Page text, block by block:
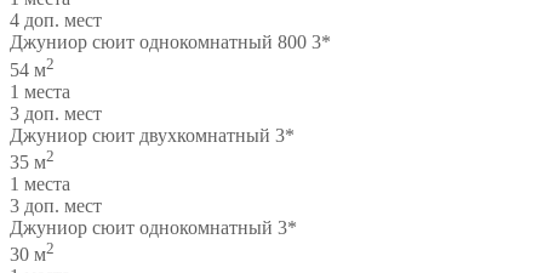
4 доп. мест
Джуниор сюит однокомнатный 800 3*
54 м2
1 места
3 доп. мест
Джуниор сюит двухкомнатный 3*
35 м2
1 места
3 доп. мест
Джуниор сюит однокомнатный 3*
30 м2